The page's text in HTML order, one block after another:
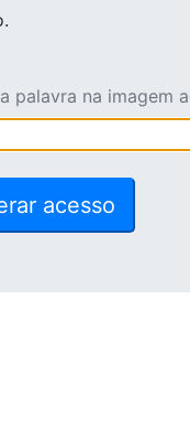
palavra na imagem